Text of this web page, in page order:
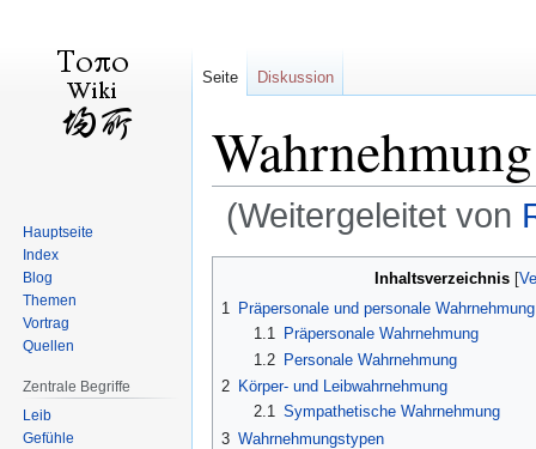
Wahrnehmung
(Weitergeleitet von
springen
springen
Inhaltsverzeichnis
1
Präpersonale und personale Wahrnehmung
1.1
Präpersonale Wahrnehmung
1.2
Personale Wahrnehmung
2 Körper- und Leibwahrnehmung
2.1 Sympathetische Wahrnehmung
3 Wahrnehmungstypen
Seite Diskussion
Hauptseite
Index
Blog
Themen
Vortrag
Quellen
Zentrale Begriffe
Leib
Gefühle